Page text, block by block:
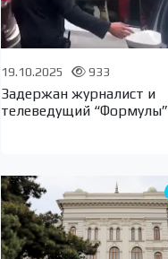
19.10.2025 933
Задержан журналист и
телеведущий “Формулы”